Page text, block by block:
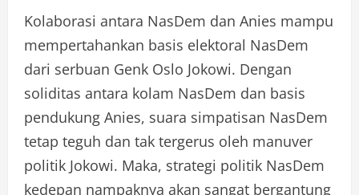
Kolaborasi antara NasDem dan Anies mampu
mempertahankan basis elektoral NasDem
dari serbuan Genk Oslo Jokowi. Dengan
soliditas antara kolam NasDem dan basis
pendukung Anies, suara simpatisan NasDem
tetap teguh dan tak tergerus oleh manuver
politik Jokowi. Maka, strategi politik NasDem
kedepan nampaknya akan sangat bergantung